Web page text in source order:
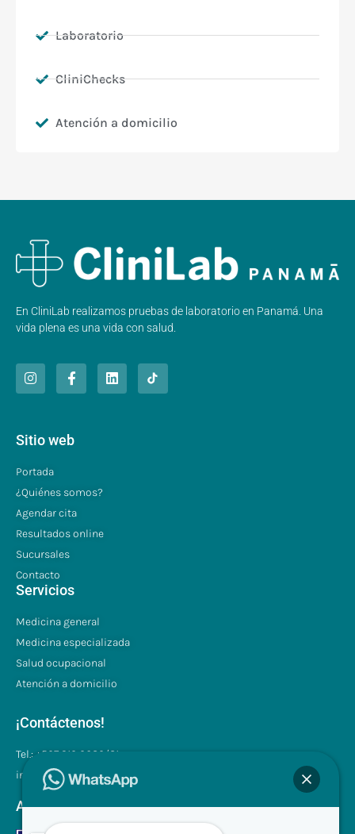
Laboratorio
CliniChecks
Atención a domicilio
En CliniLab realizamos pruebas de laboratorio en Panamá. Una
vida plena es una vida con salud.
Sitio web
Portada
¿Quiénes somos?
Agendar cita
Resultados online
Sucursales
Contacto
Servicios
Medicina general
Medicina especializada
Salud ocupacional
Atención a domicilio
¡Contáctenos!
Tel.: +507 310 0680/81
info@clinilabpanama.com
Aceptamos